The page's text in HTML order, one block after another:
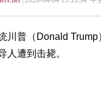
川普（Donald
人遭到击毙。